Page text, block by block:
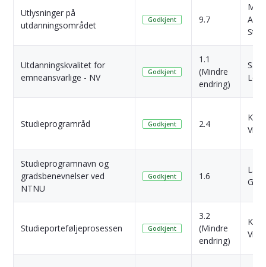
Utlysninger på
utdanningsområdet
Godkjent 9.7
Utdanningskvalitet for
emneansvarlige - NV
Godkjent
1.1
(Mindre
endring)
Studieprogramråd Godkjent 2.4
Kari
Studieprogramnavn og
gradsbenevnelser ved
NTNU
Godkjent 1.6
Studieporteføljeprosessen Godkjent
3.2
(Mindre
endring)
Kari